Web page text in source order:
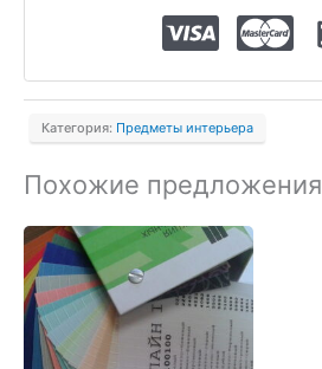
Категория: Предметы интерьера
Похожие предложения